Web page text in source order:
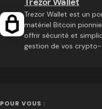
Trezor Wallet est un
matériel Bitcoin
offrir sécurité et
gestion de vos
POUR VOUS :